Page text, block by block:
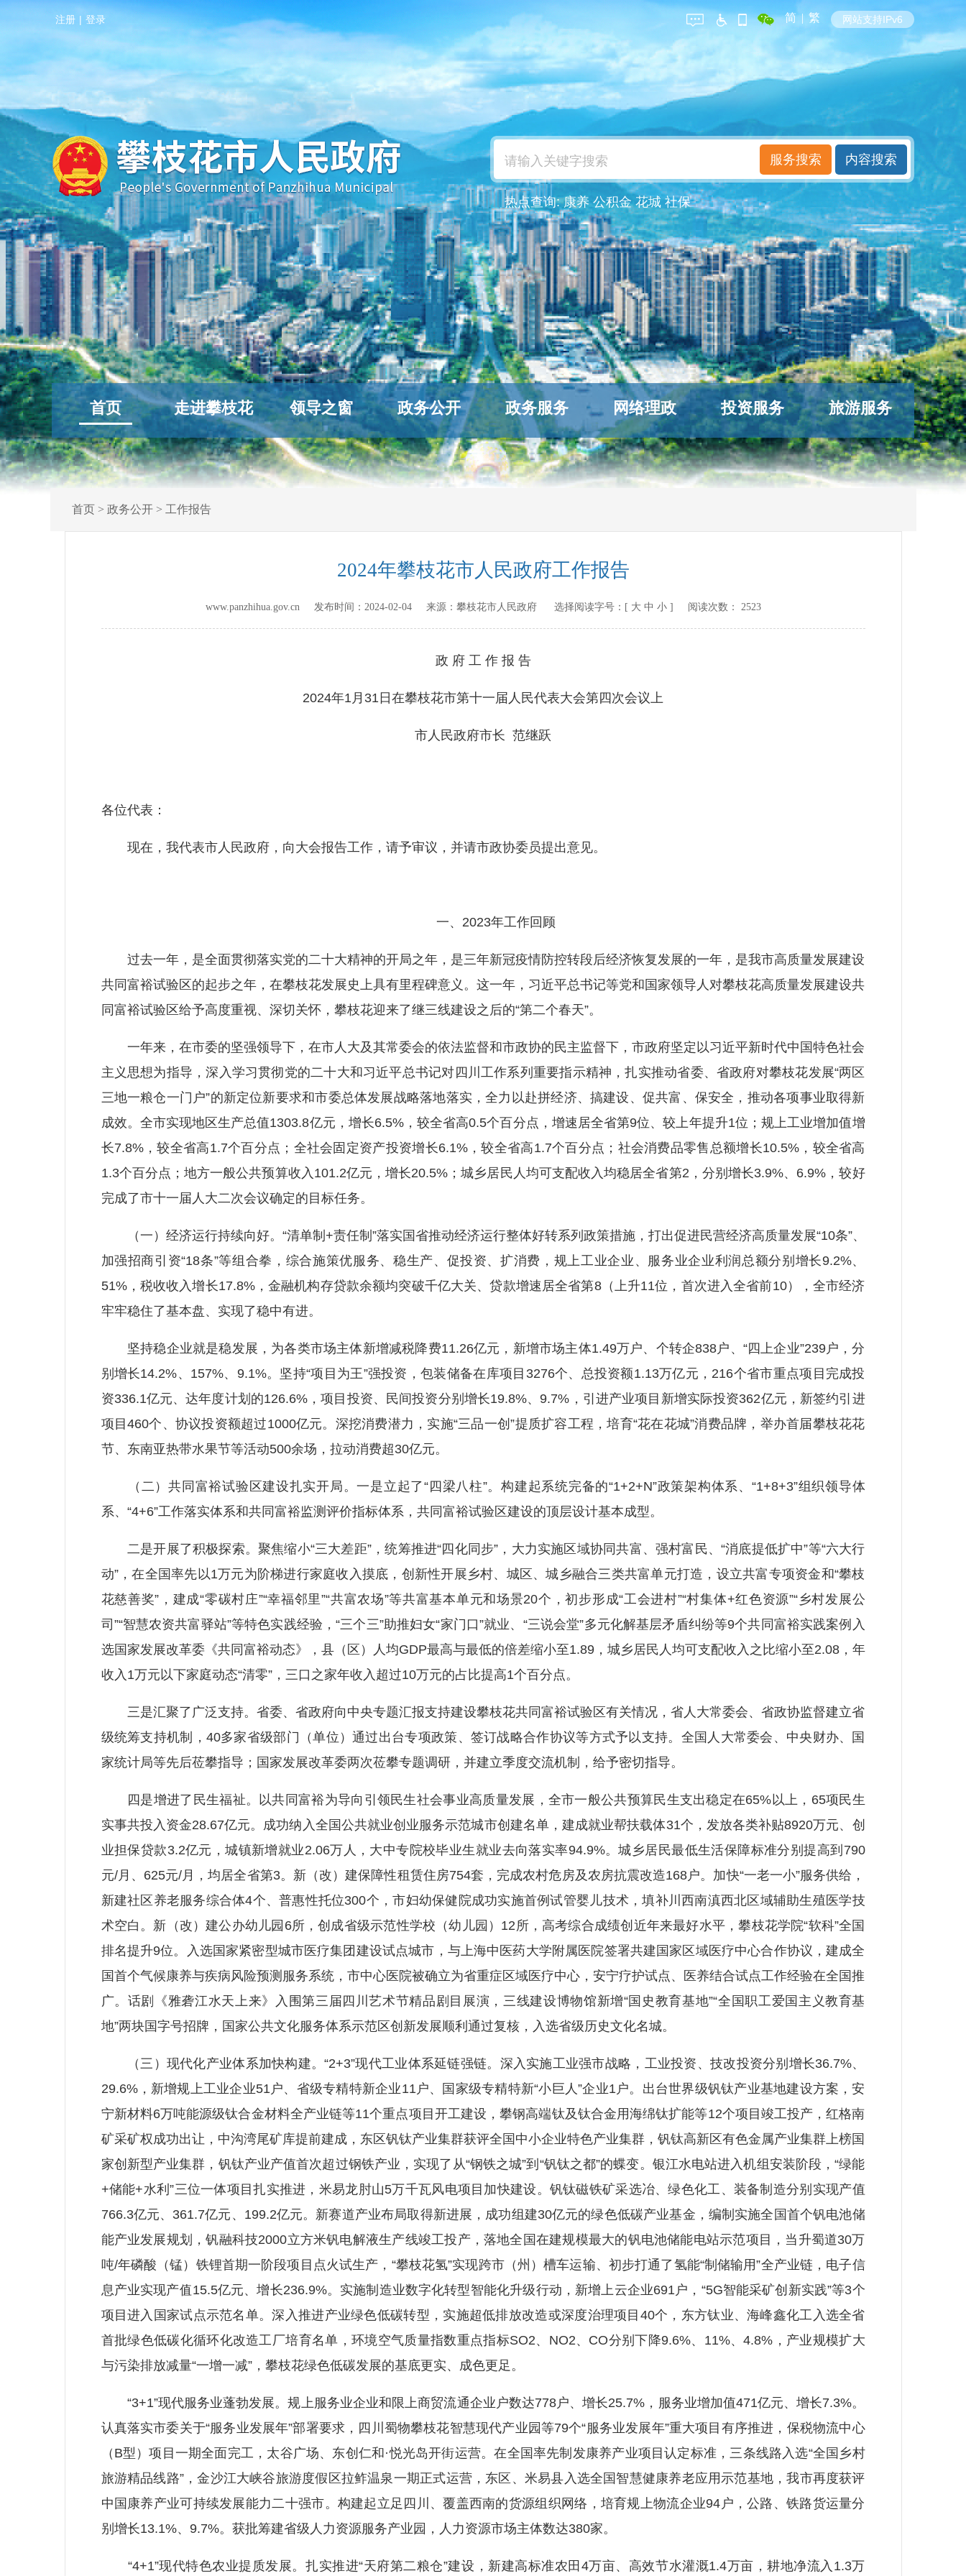
注册 | 登录 简 | 繁 网站支持IPv6
热点查询:康养 公积金 花城 社保
首页 走进攀枝花 领导之窗 政务公开 政务服务 网络理政 投资服务 旅游服务
首页> 政务公开> 工作报告
2024年攀枝花市人民政府工作报告
www.panzhihua.gov.cn 发布时间： 2024-02-04来源： 攀枝花市人民政府选择阅读字号：[ 大 中 小] 阅读次数： 2523
政 府 工 作 报 告
2024年1月31日在攀枝花市第十一届人民代表大会第四次会议上
市人民政府市长 范继跃
各位代表：
现在，我代表市人民政府，向大会报告工作，请予审议，并请市政协委员提出意见。
一、2023年工作回顾
过去一年，是全面贯彻落实党的二十大精神的开局之年，是三年新冠疫情防控转段后经济恢复发展的一年，是我市高质量发展建设
共同富裕试验区的起步之年，在攀枝花发展史上具有里程碑意义。这一年，习近平总书记等党和国家领导人对攀枝花高质量发展建设共
同富裕试验区给予高度重视、深切关怀，攀枝花迎来了继三线建设之后的“第二个春天”。
一年来，在市委的坚强领导下，在市人大及其常委会的依法监督和市政协的民主监督下，市政府坚定以习近平新时代中国特色社会
主义思想为指导，深入学习贯彻党的二十大和习近平总书记对四川工作系列重要指示精神，扎实推动省委、省政府对攀枝花发展“两区
三地一粮仓一门户”的新定位新要求和市委总体发展战略落地落实，全力以赴拼经济、搞建设、促共富、保安全，推动各项事业取得新
成效。全市实现地区生产总值1303.8亿元，增长6.5%，较全省高0.5个百分点，增速居全省第9位、较上年提升1位；规上工业增加值增
长7.8%，较全省高1.7个百分点；全社会固定资产投资增长6.1%，较全省高1.7个百分点；社会消费品零售总额增长10.5%，较全省高
1.3个百分点；地方一般公共预算收入101.2亿元，增长20.5%；城乡居民人均可支配收入均稳居全省第2，分别增长3.9%、6.9%，较好
完成了市十一届人大二次会议确定的目标任务。
（一）经济运行持续向好。“清单制+责任制”落实国省推动经济运行整体好转系列政策措施，打出促进民营经济高质量发展“10条”、
加强招商引资“18条”等组合拳，综合施策优服务、稳生产、促投资、扩消费，规上工业企业、服务业企业利润总额分别增长9.2%、
51%，税收收入增长17.8%，金融机构存贷款余额均突破千亿大关、贷款增速居全省第8（上升11位，首次进入全省前10），全市经济
牢牢稳住了基本盘、实现了稳中有进。
坚持稳企业就是稳发展，为各类市场主体新增减税降费11.26亿元，新增市场主体1.49万户、个转企838户、“四上企业”239户，分
别增长14.2%、157%、9.1%。坚持“项目为王”强投资，包装储备在库项目3276个、总投资额1.13万亿元，216个省市重点项目完成投
资336.1亿元、达年度计划的126.6%，项目投资、民间投资分别增长19.8%、9.7%，引进产业项目新增实际投资362亿元，新签约引进
项目460个、协议投资额超过1000亿元。深挖消费潜力，实施“三品一创”提质扩容工程，培育“花在花城”消费品牌，举办首届攀枝花花
节、东南亚热带水果节等活动500余场，拉动消费超30亿元。
（二）共同富裕试验区建设扎实开局。一是立起了“四梁八柱”。构建起系统完备的“1+2+N”政策架构体系、“1+8+3”组织领导体
系、“4+6”工作落实体系和共同富裕监测评价指标体系，共同富裕试验区建设的顶层设计基本成型。
二是开展了积极探索。聚焦缩小“三大差距”，统筹推进“四化同步”，大力实施区域协同共富、强村富民、“消底提低扩中”等“六大行
动”，在全国率先以1万元为阶梯进行家庭收入摸底，创新性开展乡村、城区、城乡融合三类共富单元打造，设立共富专项资金和“攀枝
花慈善奖”，建成“零碳村庄”“幸福邻里”“共富农场”等共富基本单元和场景20个，初步形成“工会进村”“村集体+红色资源”“乡村发展公
司”“智慧农资共富驿站”等特色实践经验，“三个三”助推妇女“家门口”就业、“三说会堂”多元化解基层矛盾纠纷等9个共同富裕实践案例入
选国家发展改革委《共同富裕动态》，县（区）人均GDP最高与最低的倍差缩小至1.89，城乡居民人均可支配收入之比缩小至2.08，年
收入1万元以下家庭动态“清零”，三口之家年收入超过10万元的占比提高1个百分点。
三是汇聚了广泛支持。省委、省政府向中央专题汇报支持建设攀枝花共同富裕试验区有关情况，省人大常委会、省政协监督建立省
级统筹支持机制，40多家省级部门（单位）通过出台专项政策、签订战略合作协议等方式予以支持。全国人大常委会、中央财办、国
家统计局等先后莅攀指导；国家发展改革委两次莅攀专题调研，并建立季度交流机制，给予密切指导。
四是增进了民生福祉。以共同富裕为导向引领民生社会事业高质量发展，全市一般公共预算民生支出稳定在65%以上，65项民生
实事共投入资金28.67亿元。成功纳入全国公共就业创业服务示范城市创建名单，建成就业帮扶载体31个，发放各类补贴8920万元、创
业担保贷款3.2亿元，城镇新增就业2.06万人，大中专院校毕业生就业去向落实率94.9%。城乡居民最低生活保障标准分别提高到790
元/月、625元/月，均居全省第3。新（改）建保障性租赁住房754套，完成农村危房及农房抗震改造168户。加快“一老一小”服务供给，
新建社区养老服务综合体4个、普惠性托位300个，市妇幼保健院成功实施首例试管婴儿技术，填补川西南滇西北区域辅助生殖医学技
术空白。新（改）建公办幼儿园6所，创成省级示范性学校（幼儿园）12所，高考综合成绩创近年来最好水平，攀枝花学院“软科”全国
排名提升9位。入选国家紧密型城市医疗集团建设试点城市，与上海中医药大学附属医院签署共建国家区域医疗中心合作协议，建成全
国首个气候康养与疾病风险预测服务系统，市中心医院被确立为省重症区域医疗中心，安宁疗护试点、医养结合试点工作经验在全国推
广。话剧《雅砻江水天上来》入围第三届四川艺术节精品剧目展演，三线建设博物馆新增“国史教育基地”“全国职工爱国主义教育基
地”两块国字号招牌，国家公共文化服务体系示范区创新发展顺利通过复核，入选省级历史文化名城。
（三）现代化产业体系加快构建。“2+3”现代工业体系延链强链。深入实施工业强市战略，工业投资、技改投资分别增长36.7%、
29.6%，新增规上工业企业51户、省级专精特新企业11户、国家级专精特新“小巨人”企业1户。出台世界级钒钛产业基地建设方案，安
宁新材料6万吨能源级钛合金材料全产业链等11个重点项目开工建设，攀钢高端钛及钛合金用海绵钛扩能等12个项目竣工投产，红格南
矿采矿权成功出让，中沟湾尾矿库提前建成，东区钒钛产业集群获评全国中小企业特色产业集群，钒钛高新区有色金属产业集群上榜国
家创新型产业集群，钒钛产业产值首次超过钢铁产业，实现了从“钢铁之城”到“钒钛之都”的蝶变。银江水电站进入机组安装阶段，“绿能
+储能+水利”三位一体项目扎实推进，米易龙肘山5万千瓦风电项目加快建设。钒钛磁铁矿采选冶、绿色化工、装备制造分别实现产值
766.3亿元、361.7亿元、199.2亿元。新赛道产业布局取得新进展，成功组建30亿元的绿色低碳产业基金，编制实施全国首个钒电池储
能产业发展规划，钒融科技2000立方米钒电解液生产线竣工投产，落地全国在建规模最大的钒电池储能电站示范项目，当升蜀道30万
吨/年磷酸（锰）铁锂首期一阶段项目点火试生产，“攀枝花氢”实现跨市（州）槽车运输、初步打通了氢能“制储输用”全产业链，电子信
息产业实现产值15.5亿元、增长236.9%。实施制造业数字化转型智能化升级行动，新增上云企业691户，“5G智能采矿创新实践”等3个
项目进入国家试点示范名单。深入推进产业绿色低碳转型，实施超低排放改造或深度治理项目40个，东方钛业、海峰鑫化工入选全省
首批绿色低碳化循环化改造工厂培育名单，环境空气质量指数重点指标SO2、NO2、CO分别下降9.6%、11%、4.8%，产业规模扩大
与污染排放减量“一增一减”，攀枝花绿色低碳发展的基底更实、成色更足。
“3+1”现代服务业蓬勃发展。规上服务业企业和限上商贸流通企业户数达778户、增长25.7%，服务业增加值471亿元、增长7.3%。
认真落实市委关于“服务业发展年”部署要求，四川蜀物攀枝花智慧现代产业园等79个“服务业发展年”重大项目有序推进，保税物流中心
（B型）项目一期全面完工，太谷广场、东创仁和·悦光岛开街运营。在全国率先制发康养产业项目认定标准，三条线路入选“全国乡村
旅游精品线路”，金沙江大峡谷旅游度假区拉鲊温泉一期正式运营，东区、米易县入选全国智慧健康养老应用示范基地，我市再度获评
中国康养产业可持续发展能力二十强市。构建起立足四川、覆盖西南的货源组织网络，培育规上物流企业94户，公路、铁路货运量分
别增长13.1%、9.7%。获批筹建省级人力资源服务产业园，人力资源市场主体数达380家。
“4+1”现代特色农业提质发展。扎实推进“天府第二粮仓”建设，新建高标准农田4万亩、高效节水灌溉1.4万亩，耕地净流入1.3万